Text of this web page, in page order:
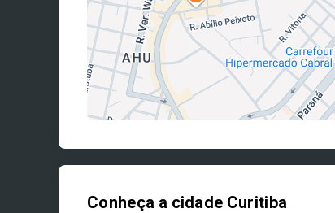
Conheça a cidade Curitiba